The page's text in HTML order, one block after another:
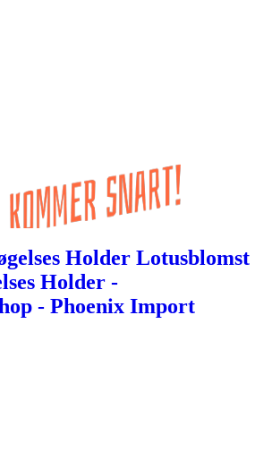
Holder Lotusblomst
Holder -
- Phoenix Import